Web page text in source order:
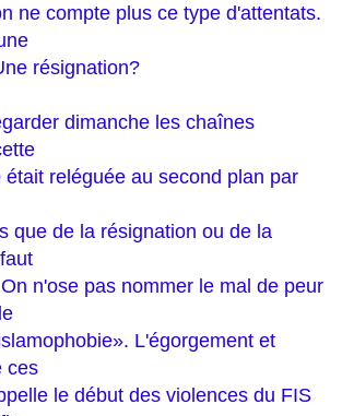
ne compte plus ce type d'attentats.
résignation?
dimanche les chaînes
était reléguée au second plan par
que de la résignation ou de la
n'ose pas nommer le mal de peur
L'égorgement et
ces
le début des violences du FIS